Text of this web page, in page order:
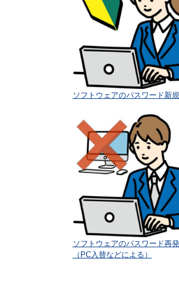
Office2019 ご使用時
終了のご案内
2024/
Windows 10、Office2016及び
ートが2025年10月14日をもって
Microsoft社から発表されており
もWindowsをベース…[…]
ポート終了のご案内
SQL Server 2014 のサポートが
終了となる事がMicrosoft社から
ます。 SQL Server環境で利用す
はMicrosoft社のサポート…[…]
PCトルクアナライザ
Ver.5.02.009 に不具
正版(5.02.010)を公
2022/09/08
2022/7/7に「PCトルクアナライ
ソフトウェアのパスワード新
ソフトウェアのパスワード再
（PC入替などによる）